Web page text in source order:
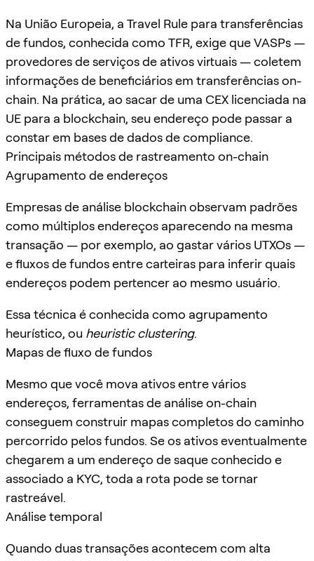
Na União Europeia, a Travel Rule para transferências
de fundos, conhecida como TFR, exige que VASPs —
provedores de serviços de ativos virtuais — coletem
informações de beneficiários em transferências on-
chain. Na prática, ao sacar de uma CEX licenciada na
UE para a blockchain, seu endereço pode passar a
constar em bases de dados de compliance.
Principais métodos de rastreamento on-chain
Agrupamento de endereços
Empresas de análise blockchain observam padrões
como múltiplos endereços aparecendo na mesma
transação — por exemplo, ao gastar vários UTXOs —
e fluxos de fundos entre carteiras para inferir quais
endereços podem pertencer ao mesmo usuário.
Essa técnica é conhecida como agrupamento
heurístico, ou heuristic clustering.
Mapas de fluxo de fundos
Mesmo que você mova ativos entre vários
endereços, ferramentas de análise on-chain
conseguem construir mapas completos do caminho
percorrido pelos fundos. Se os ativos eventualmente
chegarem a um endereço de saque conhecido e
associado a KYC, toda a rota pode se tornar
rastreável.
Análise temporal
Quando duas transações acontecem com alta